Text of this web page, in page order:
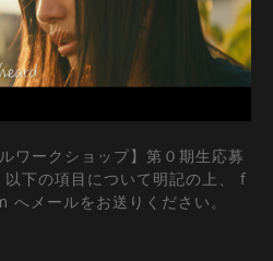
ワークショップ】第０期生応募
以下の項目について明記の上、 f
メールをお送りください。